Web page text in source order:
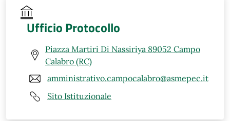
Ufficio Protocollo
Piazza Martiri Di Nassiriya 89052 Campo
Calabro (RC)
amministrativo.campocalabro@asmepec.it
Sito Istituzionale